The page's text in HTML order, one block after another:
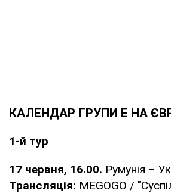
КАЛЕНДАР ГРУПИ Е НА
1-й тур
17 червня, 16.00. Румунія –
Трансляція: MEGOGO /